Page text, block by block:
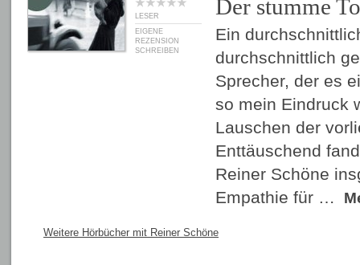
LESER
EIGENE
REZENSION
SCHREIBEN
Der stumme
Ein
durchschnittlich
Sprecher, der es
so mein Eindruck
Lauschen der
Enttäuschend
Reiner Schöne
Empathie für …
Weitere Hörbücher mit Reiner Schöne